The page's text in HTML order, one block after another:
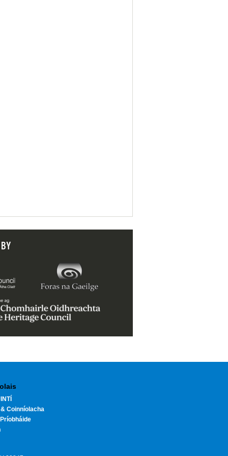
Coinníolacha